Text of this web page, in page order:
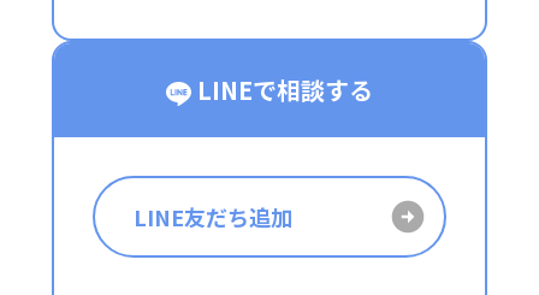
LINEで相談する
LINE友だち追加